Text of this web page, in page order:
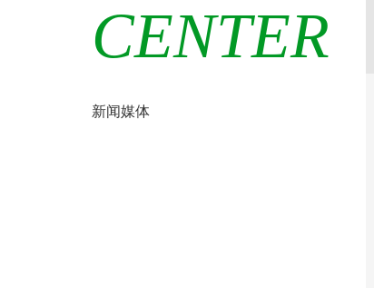
CENTER
新闻媒体